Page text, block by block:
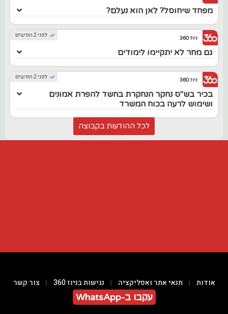
מפחד שיחוסל? לאן הוא נעלם?
לפני 2 חודשים ניוז 360
גם מחר לא יתקיימו לימודים
לפני 2 חודשים ניוז 360
בכיר בש"ס נחקר הנחקרת בחשד להפרת אמונים
ושימוש לרעה בכוח המשרד
לכל ההודעות בקבוצה
אודות תנאי אתר ואפליקציה נגישות בניוז 360 צור קשר
עקבו ב-WhatsApp